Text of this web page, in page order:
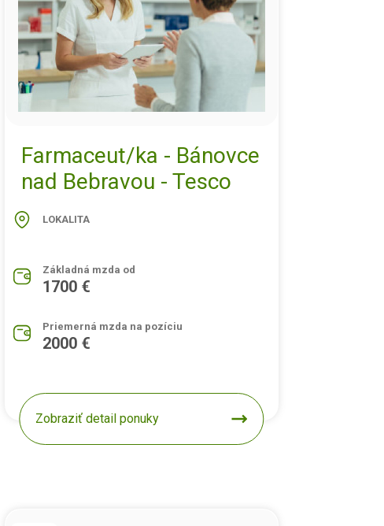
Farmaceut/ka - Bánovce
nad Bebravou - Tesco
LOKALITA
Základná mzda od
1700 €
Priemerná mzda na pozíciu
2000 €
Zobraziť detail ponuky